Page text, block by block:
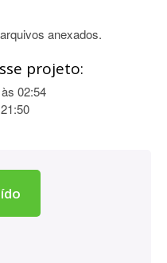
anexados.
projeto:
02:54